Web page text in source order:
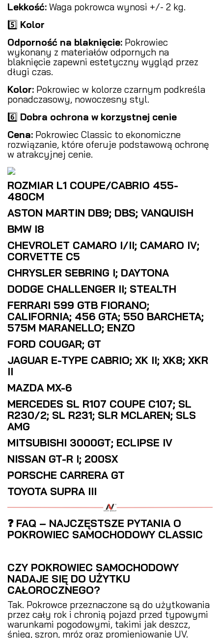
Lekkość: Waga pokrowca wynosi +/- 2 kg.
5️⃣ Kolor
Odporność na blaknięcie: Pokrowiec
wykonany z materiałów odpornych na
blaknięcie zapewni estetyczny wygląd przez
długi czas.
Kolor: Pokrowiec w kolorze czarnym podkreśla
ponadczasowy, nowoczesny styl.
6️⃣ Dobra ochrona w korzystnej cenie
Cena: Pokrowiec Classic to ekonomiczne
rozwiązanie, które oferuje podstawową ochronę
w atrakcyjnej cenie.
ROZMIAR L1 COUPE/CABRIO 455-
480CM
ASTON MARTIN DB9; DBS; VANQUISH
BMW I8
CHEVROLET CAMARO I/II; CAMARO IV;
CORVETTE C5
CHRYSLER SEBRING I; DAYTONA
DODGE CHALLENGER II; STEALTH
FERRARI 599 GTB FIORANO;
CALIFORNIA; 456 GTA; 550 BARCHETA;
575M MARANELLO; ENZO
FORD COUGAR; GT
JAGUAR E-TYPE CABRIO; XK II; XK8; XKR
II
MAZDA MX-6
MERCEDES SL R107 COUPE C107; SL
R230/2; SL R231; SLR MCLAREN; SLS
AMG
MITSUBISHI 3000GT; ECLIPSE IV
NISSAN GT-R I; 200SX
PORSCHE CARRERA GT
TOYOTA SUPRA III
❓ FAQ – NAJCZĘSTSZE PYTANIA O
POKROWIEC SAMOCHODOWY CLASSIC
CZY POKROWIEC SAMOCHODOWY
NADAJE SIĘ DO UŻYTKU
CAŁOROCZNEGO?
Tak. Pokrowce przeznaczone są do użytkowania
przez cały rok i chronią pojazd przed typowymi
warunkami pogodowymi, takimi jak deszcz,
śnieg, szron, mróz oraz promieniowanie UV.